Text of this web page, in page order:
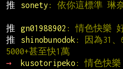
推
sonety : 依你這標準 琳
推
gn01988902 : 情色快樂
推
shinobunodok : 因為31、
5000+甚至快1萬
→
kusotoripeko : 情色快樂